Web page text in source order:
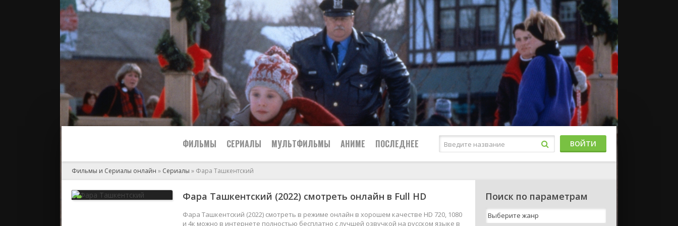
ФИЛЬМЫ
2024
Боевики
Военные
Мелодрамы
Приключения
СЕРИАЛЫ МУЛЬТФИЛЬМЫ АНИМЕ ПОСЛЕДНЕЕ
2024
ВОЙТИ
Фильмы и Сериалы онлайн » Сериалы » Фара Ташкентский
Фара Ташкентский (2022) смотреть онлайн в Full HD
Фара Ташкентский (2022) смотреть в режиме онлайн в хорошем качестве HD 720, 1080
и 4к можно в интернете полностью бесплатно с лучшей озвучкой на русском языке в
Поиск по параметрам